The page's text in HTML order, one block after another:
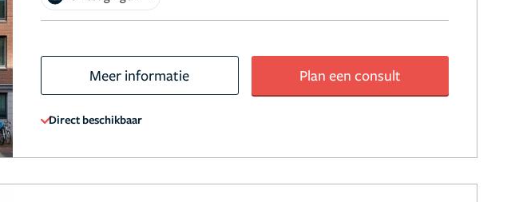
Meer informatie Plan een consult
Direct beschikbaar